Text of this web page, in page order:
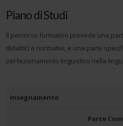
nostri partner che si occupano
con altre informazioni che ha
raccolto dal suo utilizzo dei
Piano di Studi
Il percorso formativo prevede una
didattici e normativi, e una parte
perfezionamento linguistico nella
Insegnamento
Parte